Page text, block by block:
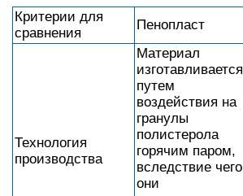
Критерии для
сравнения
Пенопласт
Технология
производства
Материал
изготавливается
путем
воздействия на
гранулы
полистерола
горячим паром,
вследствие чего
они